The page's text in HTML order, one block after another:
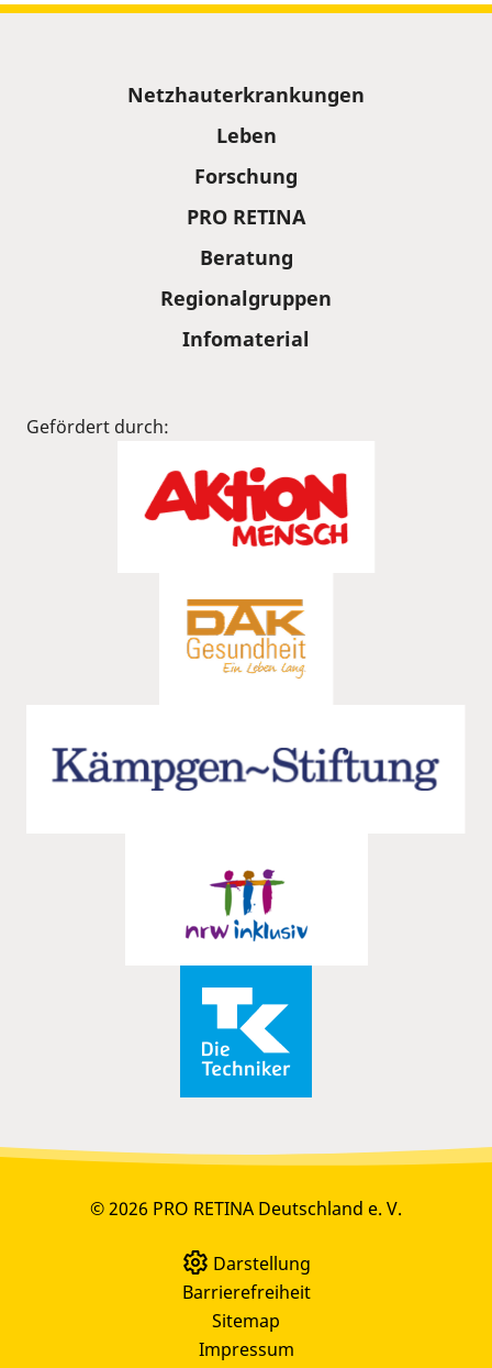
Netzhauterkrankungen
Leben
Forschung
PRO RETINA
Beratung
Regionalgruppen
Infomaterial
Gefördert durch:
© 2026 PRO RETINA Deutschland e. V.
Darstellung
Barrierefreiheit
Sitemap
Impressum